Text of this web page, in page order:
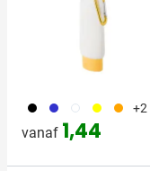
001 023 002 006 007 +2
vanaf 1,44